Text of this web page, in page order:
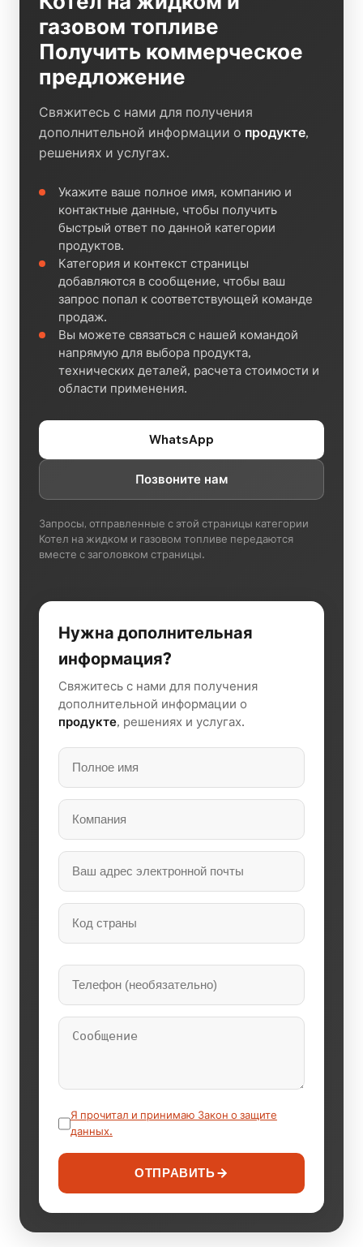
газовом топливе
Получить коммерческое
предложение
Свяжитесь с нами для получения
дополнительной информации о продукте,
решениях и услугах.
Укажите ваше полное имя, компанию и
контактные данные, чтобы получить
быстрый ответ по данной категории
продуктов.
Категория и контекст страницы
добавляются в сообщение, чтобы ваш
запрос попал к соответствующей команде
продаж.
Вы можете связаться с нашей командой
напрямую для выбора продукта,
технических деталей, расчета стоимости и
области применения.
WhatsApp
Позвоните нам
Запросы, отправленные с этой страницы категории
Котел на жидком и газовом топливе передаются
вместе с заголовком страницы.
Нужна дополнительная
информация?
Свяжитесь с нами для получения
дополнительной информации о
продукте, решениях и услугах.
Я прочитал и принимаю Закон о защите
данных.
ОТПРАВИТЬ